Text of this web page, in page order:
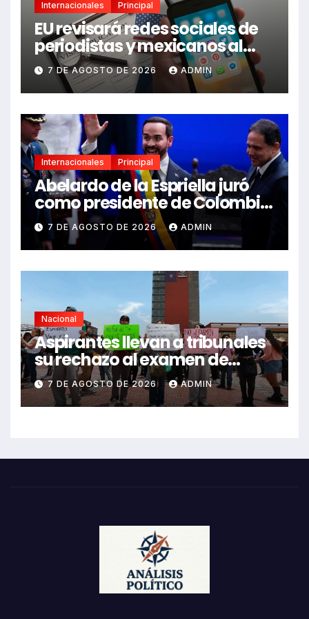
Internacionales Principal
EU revisará redes sociales de
periodistas y mexicanos al
pedir visa
7 DE AGOSTO DE 2026 ADMIN
Internacionales Principal
Abelardo de la Espriella juró
como presidente de Colombia
en Cali
7 DE AGOSTO DE 2026 ADMIN
Nacional
Aspirantes llevan a tribunales
su rechazo al examen de
control de UNAM
7 DE AGOSTO DE 2026 ADMIN